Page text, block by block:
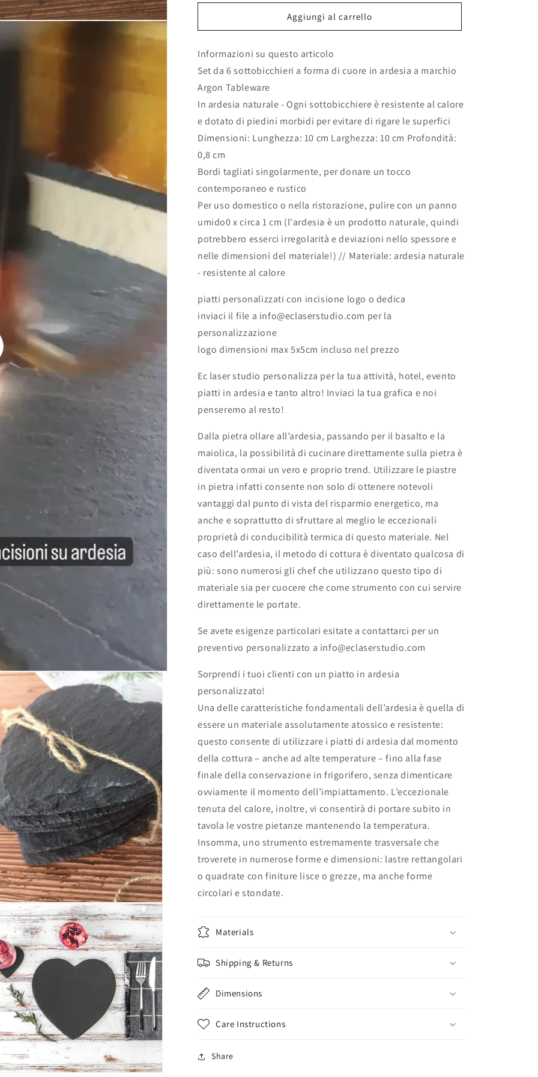
per
in
Naturale
-
Forma
di
Cuore
6
Pezzi
10x10cm
personalizzati
con
incisione
laser
casa
nuova
ristorante
per
Sottobicchiere
in
Naturale
-
Forma
di
Cuore
6
10x10cm
personalizzati
con
incisione
laser
regalo
casa
nuova
ristorante
Aggiungi al carrello
Informazioni su questo articolo
Set da 6 sottobicchieri a forma di cuore in ardesia a marchio
Argon Tableware
In ardesia naturale - Ogni sottobicchiere è resistente al calore
e dotato di piedini morbidi per evitare di rigare le superfici
Dimensioni: Lunghezza: 10 cm Larghezza: 10 cm Profondità:
0,8 cm
Bordi tagliati singolarmente, per donare un tocco
contemporaneo e rustico
Per uso domestico o nella ristorazione, pulire con un panno
umido0 x circa 1 cm (l'ardesia è un prodotto naturale, quindi
potrebbero esserci irregolarità e deviazioni nello spessore e
nelle dimensioni del materiale!) // Materiale: ardesia naturale
- resistente al calore
piatti personalizzati con incisione logo o dedica
inviaci il file a info@eclaserstudio.com per la
personalizzazione
logo dimensioni max 5x5cm incluso nel prezzo
Ec laser studio personalizza per la tua attività, hotel, evento
piatti in ardesia e tanto altro! Inviaci la tua grafica e noi
penseremo al resto!
Dalla pietra ollare all’ardesia, passando per il basalto e la
maiolica, la possibilità di cucinare direttamente sulla pietra è
diventata ormai un vero e proprio trend. Utilizzare le piastre
in pietra infatti consente non solo di ottenere notevoli
vantaggi dal punto di vista del risparmio energetico, ma
anche e soprattutto di sfruttare al meglio le eccezionali
proprietà di conducibilità termica di questo materiale. Nel
caso dell’ardesia, il metodo di cottura è diventato qualcosa di
più: sono numerosi gli chef che utilizzano questo tipo di
materiale sia per cuocere che come strumento con cui servire
direttamente le portate.
Se avete esigenze particolari esitate a contattarci per un
preventivo personalizzato a info@eclaserstudio.com
Sorprendi i tuoi clienti con un piatto in ardesia
personalizzato!
Una delle caratteristiche fondamentali dell’ardesia è quella di
essere un materiale assolutamente atossico e resistente:
questo consente di utilizzare i piatti di ardesia dal momento
della cottura – anche ad alte temperature – fino alla fase
finale della conservazione in frigorifero, senza dimenticare
ovviamente il momento dell’impiattamento. L’eccezionale
tenuta del calore, inoltre, vi consentirà di portare subito in
tavola le vostre pietanze mantenendo la temperatura.
Insomma, uno strumento estremamente trasversale che
troverete in numerose forme e dimensioni: lastre rettangolari
o quadrate con finiture lisce o grezze, ma anche forme
circolari e stondate.
Materials
Shipping & Returns
Dimensions
Care Instructions
Share